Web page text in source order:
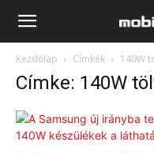
Mobilissimo.hu
Kezdőlap Címkék 140W
Címke: 140W